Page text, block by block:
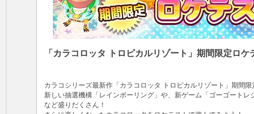
「カラコロッタ トロピカルリゾート」期間限定ロケ
カラコシリーズ最新作「カラコロッタ トロピカルリゾート」期間限
新しい抽選機構「レインボーリング」や、新ゲーム「ゴーゴートレ
など盛りだくさん！